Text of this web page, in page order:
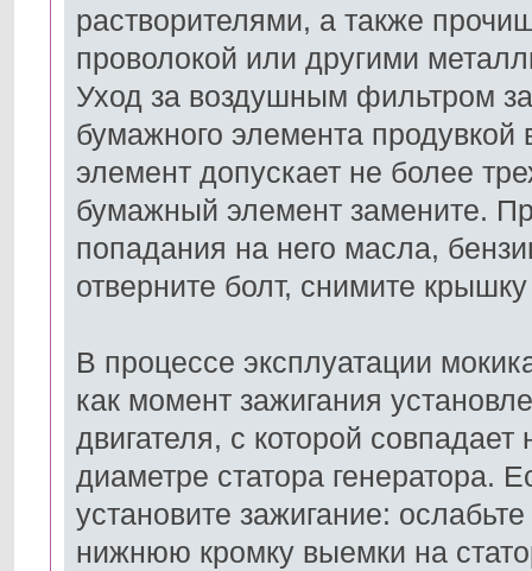
растворителями, а также
проволокой или другими
Уход за воздушным фильтром
бумажного элемента
элемент допускает не более
бумажный элемент замените.
попадания на него масла,
отверните болт, снимите
В процессе эксплуатации
как момент зажигания
двигателя, с которой
диаметре статора генератора.
установите зажигание:
нижнюю кромку выемки на